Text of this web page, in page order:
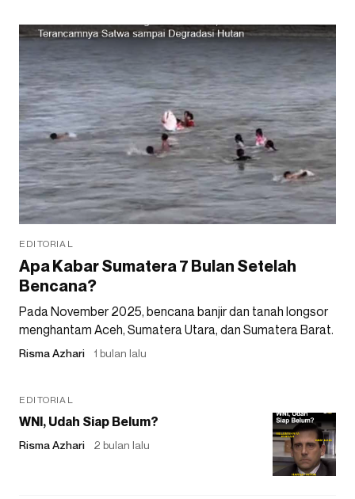
EDITORIAL
Apa Kabar Sumatera 7 Bulan Setelah
Bencana?
Pada November 2025, bencana banjir dan tanah longsor
menghantam Aceh, Sumatera Utara, dan Sumatera Barat.
Risma Azhari 1 bulan lalu
EDITORIAL
WNI, Udah Siap Belum?
Risma Azhari 2 bulan lalu